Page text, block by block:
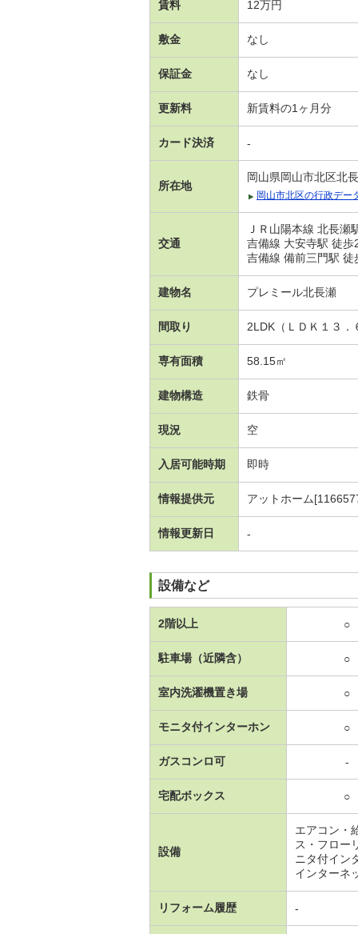
賃料 12万円
敷金 なし
保証金 なし
更新料 新賃料の1ヶ月分
カード決済 -
所在地
岡山県岡山市北区北
岡山市北区の行政デー
交通
ＪＲ山陽本線 北長瀬
吉備線 大安寺駅 徒歩
吉備線 備前三門駅 徒
建物名 プレミール北長瀬
間取り 2LDK（ＬＤＫ１３
専有面積 58.15㎡
建物構造 鉄骨
現況 空
入居可能時期 即時
情報提供元 アットホーム
情報更新日 -
設備など
2階以上 ○
駐車場（近隣含） ○
室内洗濯機置き場 ○
モニタ付インターホン ○
ガスコンロ可 -
宅配ボックス ○
設備
エアコン・
ス・フロー
ニタ付イン
インターネ
リフォーム履歴 -